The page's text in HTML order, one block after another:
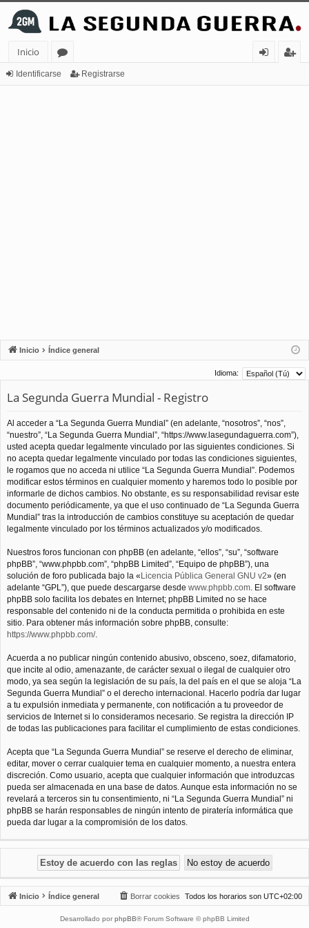
Inicio
or
Identificarse Registrarse
Inicio Índice general
Idioma:
La Segunda Guerra Mundial - Registro
Al acceder a “La Segunda Guerra Mundial” (en adelante, “nosotros”, “nos”,
“nuestro”, “La Segunda Guerra Mundial”, “https://www.lasegundaguerra.com”),
usted acepta quedar legalmente vinculado por las siguientes condiciones. Si
no acepta quedar legalmente vinculado por todas las condiciones siguientes,
le rogamos que no acceda ni utilice “La Segunda Guerra Mundial”. Podemos
modificar estos términos en cualquier momento y haremos todo lo posible por
informarle de dichos cambios. No obstante, es su responsabilidad revisar este
documento periódicamente, ya que el uso continuado de “La Segunda Guerra
Mundial” tras la introducción de cambios constituye su aceptación de quedar
legalmente vinculado por los términos actualizados y/o modificados.
Nuestros foros funcionan con phpBB (en adelante, “ellos”, “su”, “software
phpBB”, “www.phpbb.com”, “phpBB Limited”, “Equipo de phpBB”), una
solución de foro publicada bajo la «Licencia Pública General GNU v2» (en
adelante “GPL”), que puede descargarse desde www.phpbb.com. El software
phpBB solo facilita los debates en Internet; phpBB Limited no se hace
responsable del contenido ni de la conducta permitida o prohibida en este
sitio. Para obtener más información sobre phpBB, consulte:
https://www.phpbb.com/.
Acuerda a no publicar ningún contenido abusivo, obsceno, soez, difamatorio,
que incite al odio, amenazante, de carácter sexual o ilegal de cualquier otro
modo, ya sea según la legislación de su país, la del país en el que se aloja “La
Segunda Guerra Mundial” o el derecho internacional. Hacerlo podría dar lugar
a tu expulsión inmediata y permanente, con notificación a tu proveedor de
servicios de Internet si lo consideramos necesario. Se registra la dirección IP
de todas las publicaciones para facilitar el cumplimiento de estas condiciones.
Acepta que “La Segunda Guerra Mundial” se reserve el derecho de eliminar,
editar, mover o cerrar cualquier tema en cualquier momento, a nuestra entera
discreción. Como usuario, acepta que cualquier información que introduzcas
pueda ser almacenada en una base de datos. Aunque esta información no se
revelará a terceros sin tu consentimiento, ni “La Segunda Guerra Mundial” ni
phpBB se harán responsables de ningún intento de piratería informática que
pueda dar lugar a la compromisión de los datos.
Inicio Índice general Todos los horarios son UTC+02:00
Borrar cookies
Desarrollado por phpBB® Forum Software © phpBB Limited